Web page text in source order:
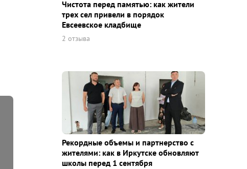
Чистота перед памятью: как жители
трех сел привели в порядок
Евсеевское кладбище
2 отзыва
Рекордные объемы и партнерство с
жителями: как в Иркутске обновляют
школы перед 1 сентября